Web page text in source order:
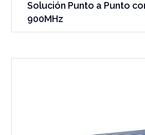
Solución Punto a Punto
900MHz